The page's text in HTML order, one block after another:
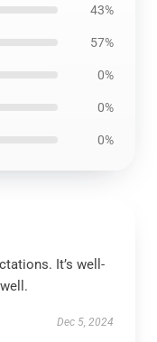
43%
57%
0%
0%
0%
It’s well-
Dec 5, 2024